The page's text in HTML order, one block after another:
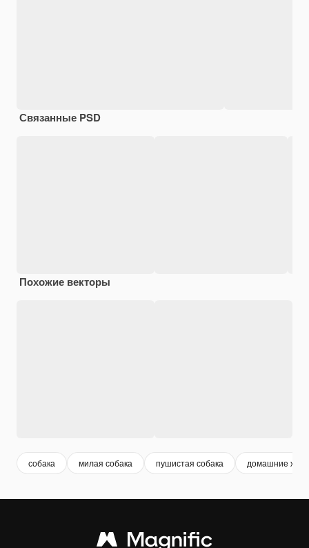
Связанные PSD
Похожие векторы
собака милая собака пушистая собака домашние